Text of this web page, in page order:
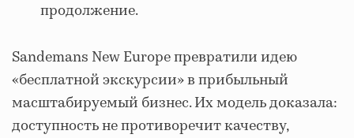
продолжение.
Sandemans New Europe превратили идею
«бесплатной экскурсии» в прибыльный
масштабируемый бизнес. Их модель доказала:
доступность не противоречит качеству,